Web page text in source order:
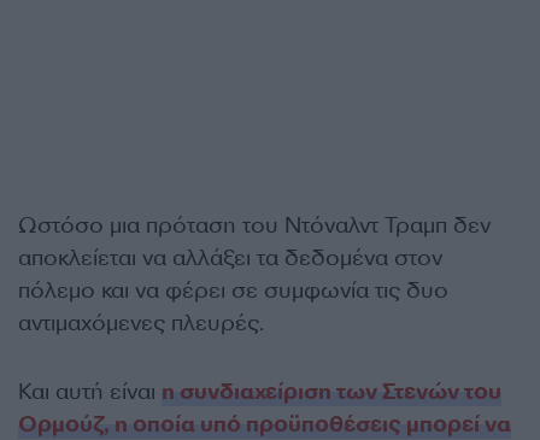
Ωστόσο μια πρόταση του Ντόναλντ Τραμπ δεν
αποκλείεται να αλλάξει τα δεδομένα στον
πόλεμο και να φέρει σε συμφωνία τις δυο
αντιμαχόμενες πλευρές.
Και αυτή είναι η συνδιαχείριση των Στενών του
Ορμούζ, η οποία υπό προϋποθέσεις μπορεί να